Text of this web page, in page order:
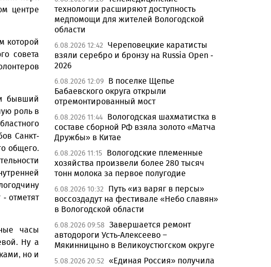
центре
которой
совета
и бывший
роль в
Санкт-
общего.
отметят
часы
Ну а
но и
технологии расширяют доступность
медпомощи для жителей Вологодской
области
6.08.2026 12:42 Череповецкие каратисты
взяли серебро и бронзу на Russia Open -
2026
6.08.2026 12:09 В поселке Щепье
Бабаевского округа открыли
отремонтированный мост
6.08.2026 11:44 Вологодская шахматистка в
составе сборной РФ взяла золото «Матча
Дружбы» в Китае
6.08.2026 11:15 Вологодские племенные
хозяйства произвели более 280 тысяч
тонн молока за первое полугодие
6.08.2026 10:32
Путь «из варяг в персы»
воссоздадут на фестивале «Небо славян»
в Вологодской области
6.08.2026 09:58 Завершается ремонт
автодороги Усть-Алексеево –
Мякинницыно в Великоустюгском округе
5.08.2026 20:52 «Единая Россия» получила